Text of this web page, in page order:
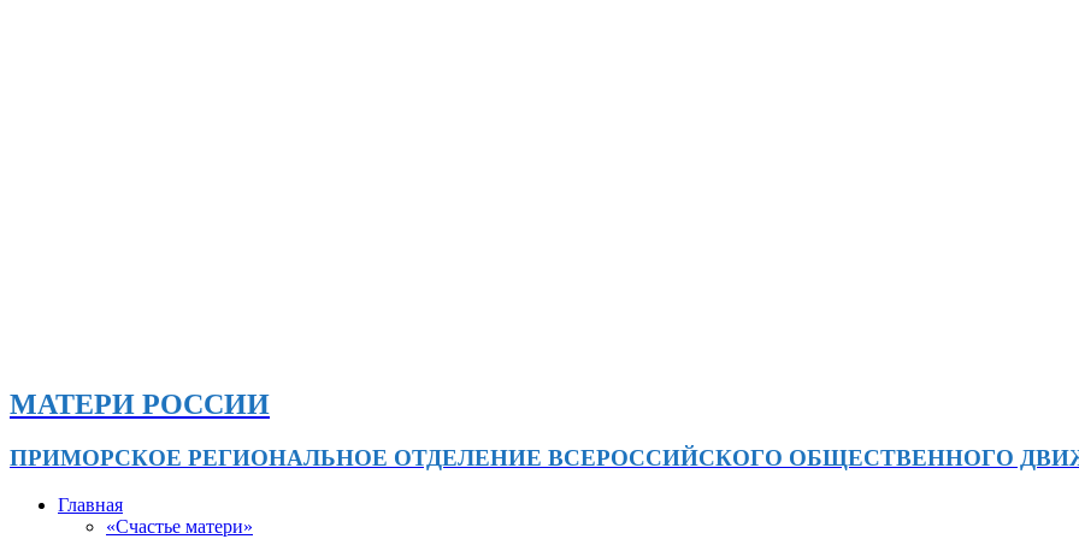
МАТЕРИ РОССИИ
ПРИМОРСКОЕ РЕГИОНАЛЬНОЕ ОТДЕЛЕНИЕ ВСЕРОССИЙСКОГО ОБЩЕСТВЕННОГО
Главная
«Счастье матери»